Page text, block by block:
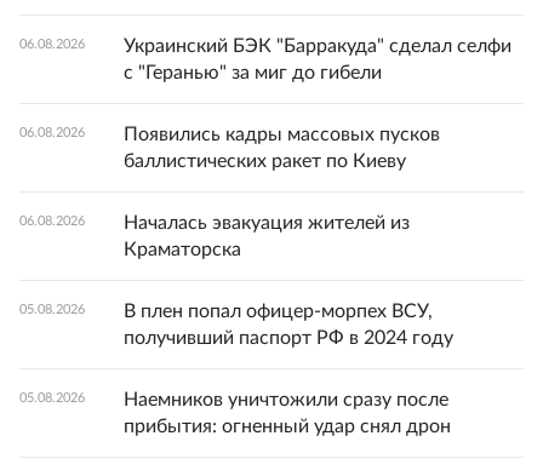
06.08.2026
Украинский БЭК "Барракуда" сделал селфи
с "Геранью" за миг до гибели
06.08.2026
Появились кадры массовых пусков
баллистических ракет по Киеву
06.08.2026
Началась эвакуация жителей из
Краматорска
05.08.2026
В плен попал офицер-морпех ВСУ,
получивший паспорт РФ в 2024 году
05.08.2026
Наемников уничтожили сразу после
прибытия: огненный удар снял дрон